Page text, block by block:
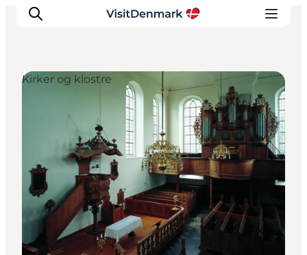
Inspiration
Destinationer
Oplevelser
Overnatning
Planlæg ferien
Kirker og klostre